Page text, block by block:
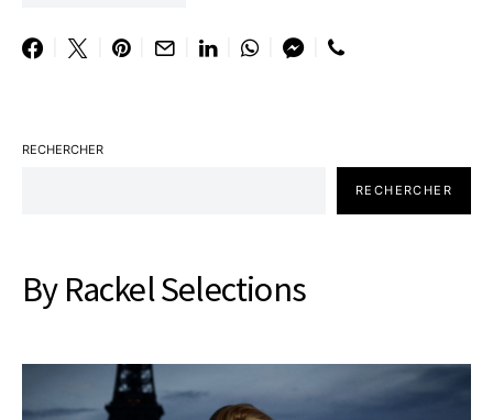
RECHERCHER
RECHERCHER
By Rackel Selections